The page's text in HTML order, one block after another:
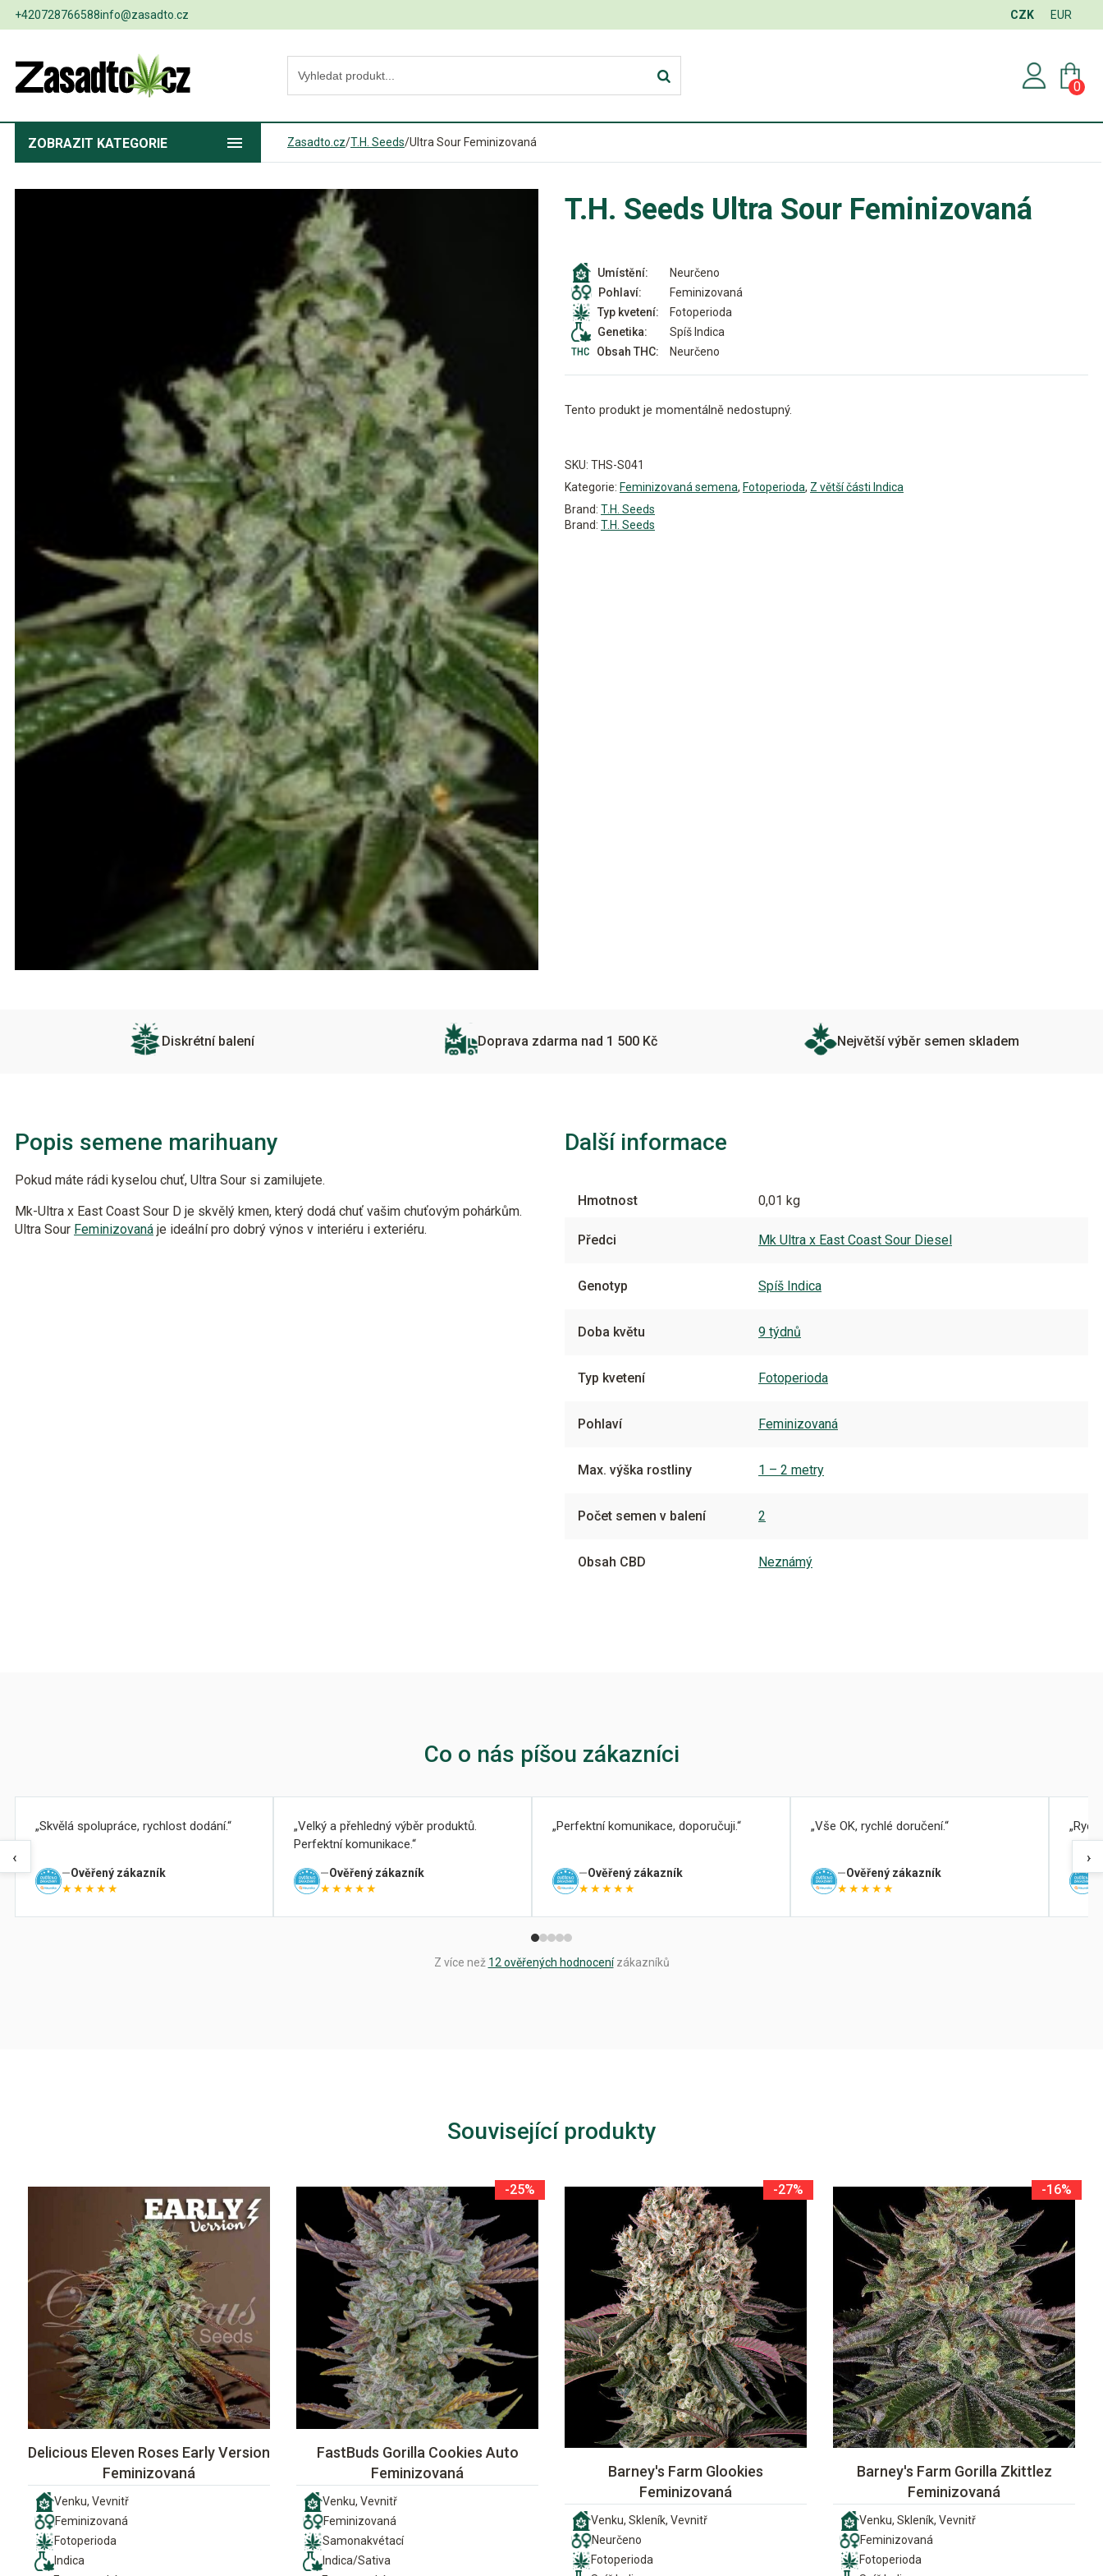
+420728766588info@zasadto.cz CZK EUR
0
ZOBRAZIT KATEGORIE Zasadto.cz/T.H. Seeds/Ultra Sour Feminizovaná
T.H. Seeds Ultra Sour Feminizovaná
Umístění:
Neurčeno
Pohlaví:
Feminizovaná
Typ kvetení:
Fotoperioda
Genetika:
Spíš Indica
Obsah THC:
Neurčeno
Tento produkt je momentálně nedostupný.
SKU: THS-S041
Kategorie: Feminizovaná semena, Fotoperioda, Z větší části Indica
Brand: T.H. Seeds
Brand: T.H. Seeds
Diskrétní balení Doprava zdarma nad 1 500 Kč Největší výběr semen skladem
Popis semene marihuany
Pokud máte rádi kyselou chuť, Ultra Sour si zamilujete.
Mk-Ultra x East Coast Sour D je skvělý kmen, který dodá chuť vašim chuťovým pohárkům.
Ultra Sour Feminizovaná je ideální pro dobrý výnos v interiéru i exteriéru.
Další informace
Hmotnost 0,01 kg
Předci Mk Ultra x East Coast Sour Diesel
Genotyp Spíš Indica
Doba květu 9 týdnů
Typ kvetení Fotoperioda
Pohlaví Feminizovaná
Max. výška rostliny 1 – 2 metry
Počet semen v balení 2
Obsah CBD Neznámý
Co o nás píšou zákazníci
‹
Skvělá spolupráce, rychlost dodání.
Ověřený zákazník
★★★★★
Velký a přehledný výběr produktů.
Perfektní komunikace.
Ověřený zákazník
★★★★★
Perfektní komunikace, doporučuji.
Ověřený zákazník
★★★★★
Vše OK, rychlé doručení.
Ověřený zákazník
★★★★★
›
Z více než 12 ověřených hodnocenízákazníků
Související produkty
Delicious Eleven Roses Early Version
Feminizovaná
Venku, Vevnitř
Feminizovaná
Fotoperioda
Indica
-25%
FastBuds Gorilla Cookies Auto
Feminizovaná
Venku, Vevnitř
Feminizovaná
Samonakvétací
Indica/Sativa
-27%
Barney's Farm Glookies
Feminizovaná
Venku, Skleník, Vevnitř
Neurčeno
Fotoperioda
-16%
Barney's Farm Gorilla Zkittlez
Feminizovaná
Venku, Skleník, Vevnitř
Feminizovaná
Fotoperioda